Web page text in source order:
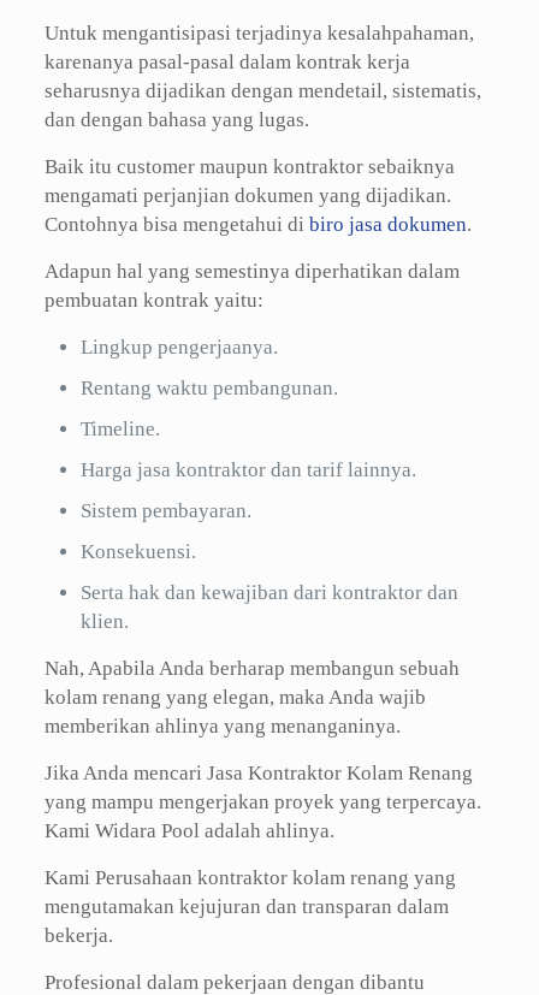
Untuk mengantisipasi terjadinya kesalahpahaman,
karenanya pasal-pasal dalam kontrak kerja
seharusnya dijadikan dengan mendetail, sistematis,
dan dengan bahasa yang lugas.
Baik itu customer maupun kontraktor sebaiknya
mengamati perjanjian dokumen yang dijadikan.
Contohnya bisa mengetahui di biro jasa dokumen.
Adapun hal yang semestinya diperhatikan dalam
pembuatan kontrak yaitu:
Lingkup pengerjaanya.
Rentang waktu pembangunan.
Timeline.
Harga jasa kontraktor dan tarif lainnya.
Sistem pembayaran.
Konsekuensi.
Serta hak dan kewajiban dari kontraktor dan
klien.
Nah, Apabila Anda berharap membangun sebuah
kolam renang yang elegan, maka Anda wajib
memberikan ahlinya yang menanganinya.
Jika Anda mencari Jasa Kontraktor Kolam Renang
yang mampu mengerjakan proyek yang terpercaya.
Kami Widara Pool adalah ahlinya.
Kami Perusahaan kontraktor kolam renang yang
mengutamakan kejujuran dan transparan dalam
bekerja.
Profesional dalam pekerjaan dengan dibantu